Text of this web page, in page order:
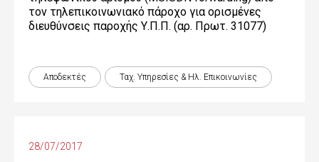
τον τηλεπικοινωνιακό πάροχο για ορισμένες
διευθύνσεις παροχής Υ.Π.Π. (αρ. Πρωτ. 31077)
Αποδεκτές Ταχ. Υπηρεσίες & Ηλ. Επικοινωνίες
28/07/2017